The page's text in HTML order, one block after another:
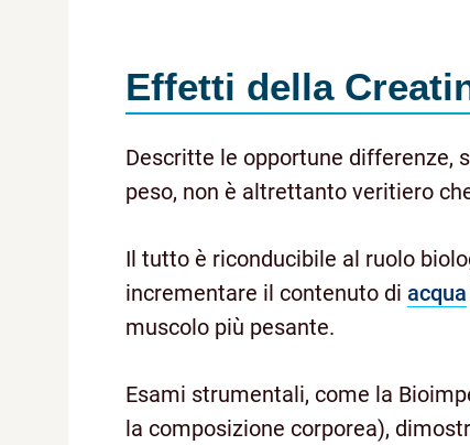
Effetti della
Descritte le opportune differenze,
peso, non è altrettanto veritiero
Il tutto è riconducibile al ruolo
incrementare il contenuto di acqua
muscolo più pesante.
Esami strumentali, come la
la composizione corporea),